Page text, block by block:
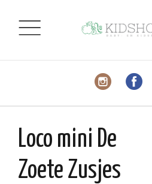
Loco mini De
Zoete Zusjes